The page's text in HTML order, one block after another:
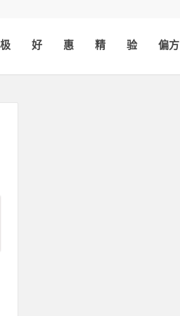
极 好 惠 精 验 偏方